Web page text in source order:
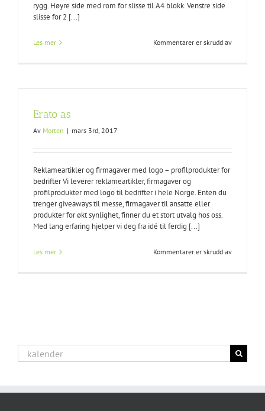
rygg. Høyre side med rom for slisse til A4 blokk. Venstre side
slisse for 2 [...]
Les mer Kommentarer er skrudd avfor
Erato as
Av Morten | mars 3rd, 2017
Reklameartikler og firmagaver med logo – profilprodukter for
bedrifter Vi leverer reklameartikler, firmagaver og
profilprodukter med logo til bedrifter i hele Norge. Enten du
trenger giveaways til messe, firmagaver til ansatte eller
produkter for økt synlighet, finner du et stort utvalg hos oss.
Med lang erfaring hjelper vi deg fra idé til ferdig [...]
Les mer Kommentarer er skrudd avfor
Søk
etter: